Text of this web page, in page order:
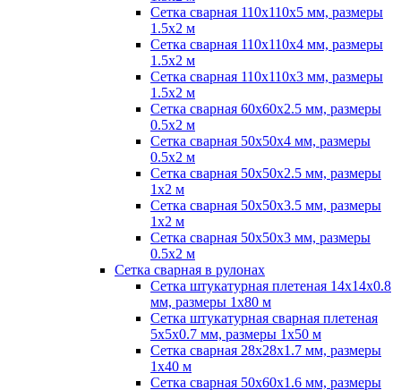
Сетка сварная 110х110х5 мм, размеры
1.5х2 м
Сетка сварная 110х110х4 мм, размеры
1.5х2 м
Сетка сварная 110х110х3 мм, размеры
1.5х2 м
Сетка сварная 60х60х2.5 мм, размеры
0.5х2 м
Сетка сварная 50х50х4 мм, размеры
0.5х2 м
Сетка сварная 50х50х2.5 мм, размеры
1х2 м
Сетка сварная 50х50х3.5 мм, размеры
1х2 м
Сетка сварная 50х50х3 мм, размеры
0.5х2 м
Сетка сварная в рулонах
Сетка штукатурная плетеная 14х14х0.8
мм, размеры 1х80 м
Сетка штукатурная сварная плетеная
5х5х0.7 мм, размеры 1х50 м
Сетка сварная 28х28х1.7 мм, размеры
1х40 м
Сетка сварная 50х60х1.6 мм, размеры